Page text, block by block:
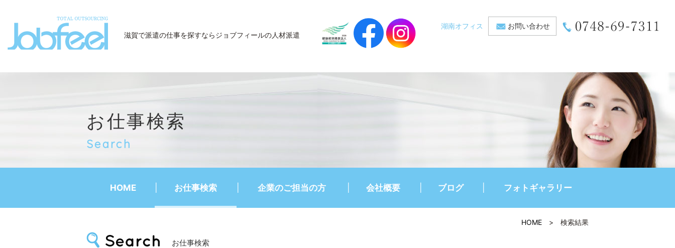
滋賀で派遣の仕事を探すならジョブフィールの人材派遣
湖南オフィス お問い合わせ
お仕事検索
Search
HOME お仕事検索 企業のご担当の方 会社概要 ブログ フォトギャラリー
HOME > 検索結果
お仕事検索